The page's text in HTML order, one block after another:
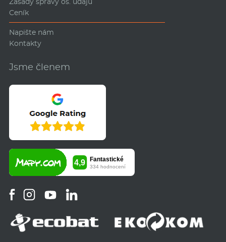
Ceník
Napište nám
Kontakty
Jsme členem